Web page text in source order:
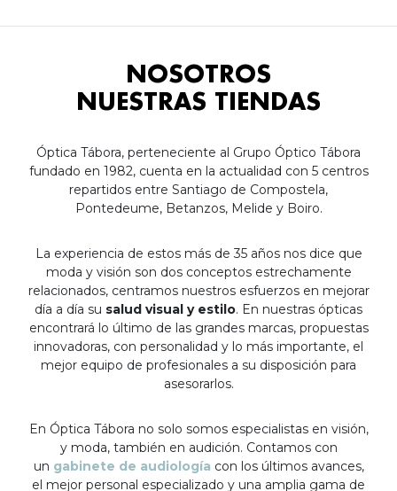
NOSOTROS
NUESTRAS TIENDAS
Óptica Tábora, perteneciente al Grupo Óptico Tábora
fundado en 1982, cuenta en la actualidad con 5 centros
repartidos entre Santiago de Compostela,
Pontedeume, Betanzos, Melide y Boiro.
La experiencia de estos más de 35 años nos dice que
moda y visión son dos conceptos estrechamente
relacionados, centramos nuestros esfuerzos en mejorar
día a día su salud visual y estilo. En nuestras ópticas
encontrará lo último de las grandes marcas, propuestas
innovadoras, con personalidad y lo más importante, el
mejor equipo de profesionales a su disposición para
asesorarlos.
En Óptica Tábora no solo somos especialistas en visión,
y moda, también en audición. Contamos con
un gabinete de audiología con los últimos avances,
el mejor personal especializado y una amplia gama de